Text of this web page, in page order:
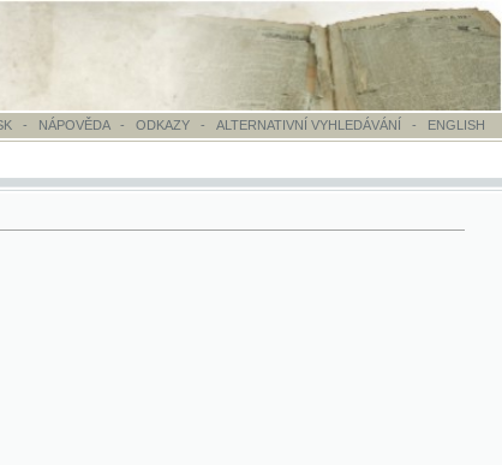
- ODKAZY - ALTERNATIVNÍ VYHLEDÁVÁNÍ- ENGLISH